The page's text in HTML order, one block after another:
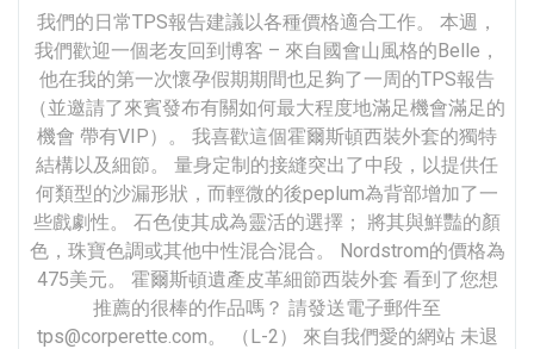
閃
亮
方
法
（美
白）
–
幫
助
我！”
我們的日常TPS報告建議以各種價格適合工作。 本週，
我們歡迎一個老友回到博客 – 來自國會山風格的Belle，
他在我的第一次懷孕假期期間也足夠了一周的TPS報告
（並邀請了來賓發布有關如何最大程度地滿足機會滿足的
機會 帶有VIP）。 我喜歡這個霍爾斯頓西裝外套的獨特
結構以及細節。 量身定制的接縫突出了中段，以提供任
何類型的沙漏形狀，而輕微的後peplum為背部增加了一
些戲劇性。 石色使其成為靈活的選擇； 將其與鮮豔的顏
色，珠寶色調或其他中性混合混合。 Nordstrom的價格為
475美元。 霍爾斯頓遺產皮革細節西裝外套 看到了您想
推薦的很棒的作品嗎？ 請發送電子郵件至
tps@corperette.com。 （L-2） 來自我們愛的網站 未退